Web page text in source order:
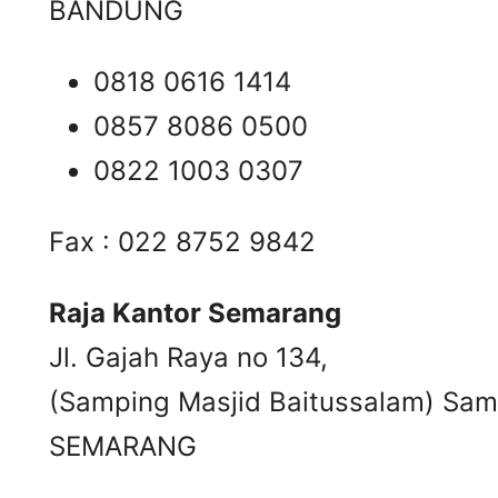
BANDUNG
0818 0616 1414
0857 8086 0500
0822 1003 0307
Fax : 022 8752 9842
Raja Kantor Semarang
Jl. Gajah Raya no 134,
(Samping Masjid Baitussalam)
SEMARANG